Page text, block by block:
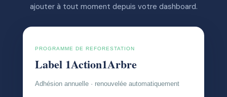
ajouter à tout moment depuis votre dashboard.
PROGRAMME DE REFORESTATION
Label 1Action1Arbre
Adhésion annuelle · renouvelée automatiquement